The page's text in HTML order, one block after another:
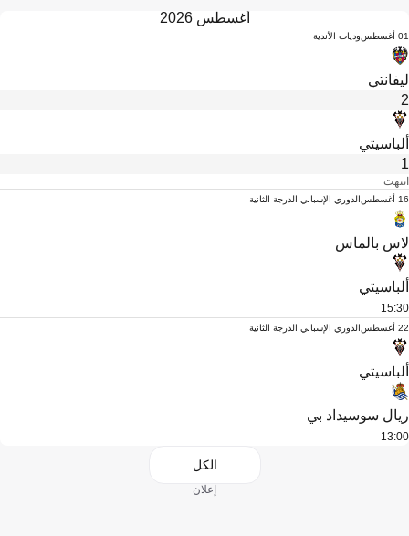
أغسطس 2026
01 أغسطس وديات الأندية
ليفانتي
2
ألباسيتي
1
انتهت
16 أغسطس الدوري الإسباني الدرجة الثانية
لاس بالماس
ألباسيتي
15:30
22 أغسطس الدوري الإسباني الدرجة الثانية
ألباسيتي
ريال سوسيداد بي
13:00
الكل
إعلان